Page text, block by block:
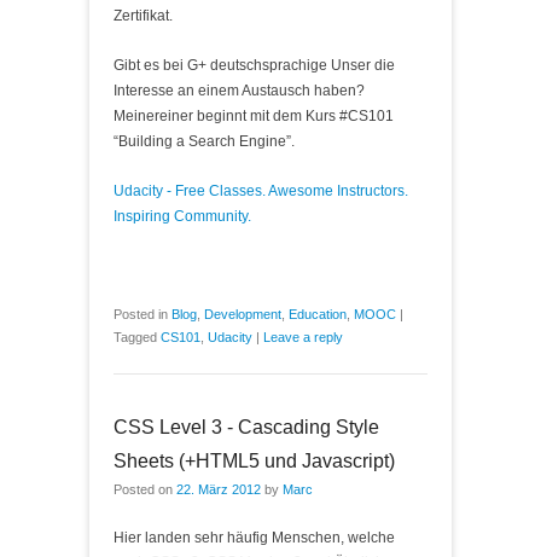
Zertifikat.
Gibt es bei G+ deutschsprachige Unser die
Interesse an einem Austausch haben?
Meinereiner beginnt mit dem Kurs #CS101
“Building a Search Engine”.
Udacity - Free Classes. Awesome Instructors.
Inspiring Community.
Posted in Blog Development Education MOOC |
Tagged CS101 Udacity | Leave a reply
CSS Level 3 - Cascading Style
Sheets (+HTML5 und Javascript)
Posted on 22. März 2012 by Marc
Hier landen sehr häufig Menschen, welche